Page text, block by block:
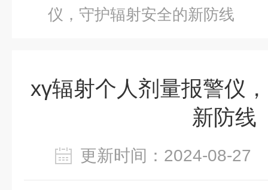
仪，守护辐射安全的新防线
xγ辐射个人剂量报警仪
新防线
更新时间：2024-08-